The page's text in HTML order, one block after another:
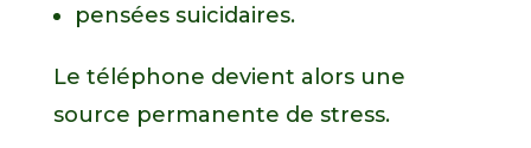
pensées suicidaires.
Le téléphone devient alors une
source permanente de stress.